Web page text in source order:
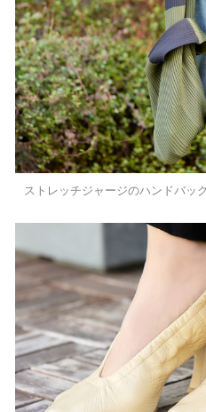
ストレッチジャージのハンドバッ